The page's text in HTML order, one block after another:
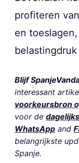
profiteren
en
Blijf
interessant
voorkeursbron
voor de
WhatsApp and
belangrijkste
Spanje.